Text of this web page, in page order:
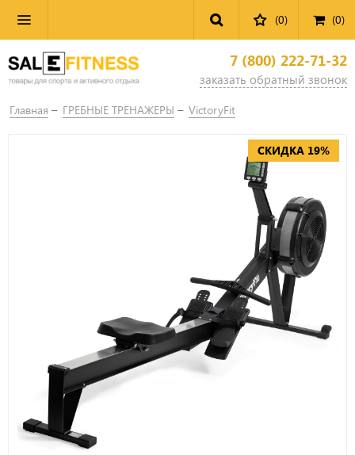
(0) (0)
7 (800) 222-71-32
заказать обратный звонок
Главная ГРЕБНЫЕ ТРЕНАЖЕРЫ VictoryFit
СКИДКА 19%